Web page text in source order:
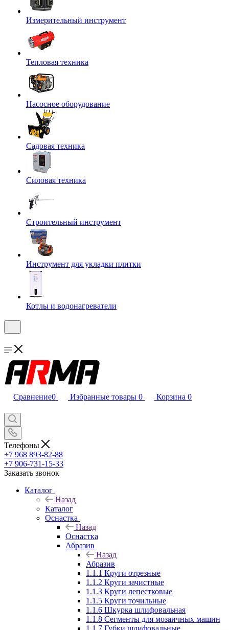
Измерительный инструмент
Тепловая техника
Насосное оборудование
Садовая техника
Силовая техника
Строительный инструмент
Инструмент для укладки плитки
Котлы и водонагреватели
Сравнение0 Избранные товары 0 Корзина 0
Телефоны
+7 968 893-82-88
+7 906-731-15-33
Заказать звонок
Каталог
Назад
Каталог
Оснастка
Назад
Оснастка
Абразив
Назад
Абразив
1.1.1 Круги отрезные
1.1.2 Круги зачистные
1.1.3 Круги лепестковые
1.1.5 Круги точильные
1.1.6 Шкурка шлифовальная
1.1.8 Сегменты для мозаичных машин
1.1.7 Губки шлифовальные